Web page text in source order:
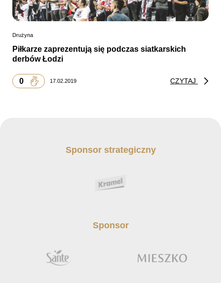
Drużyna
Piłkarze zaprezentują się podczas siatkarskich
derbów Łodzi
0 17.02.2019 CZYTAJ
Sponsor strategiczny
Sponsor